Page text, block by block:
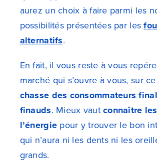
aurez un choix à faire parmi les
possibilités présentées par les
alternatifs.
En fait, il vous reste à vous
marché qui s’ouvre à vous, sur ce
chasse des consommateurs
finauds. Mieux vautconnaître
l’énergie pour y trouver le bon
qui n’aura ni les dents ni les
grands.